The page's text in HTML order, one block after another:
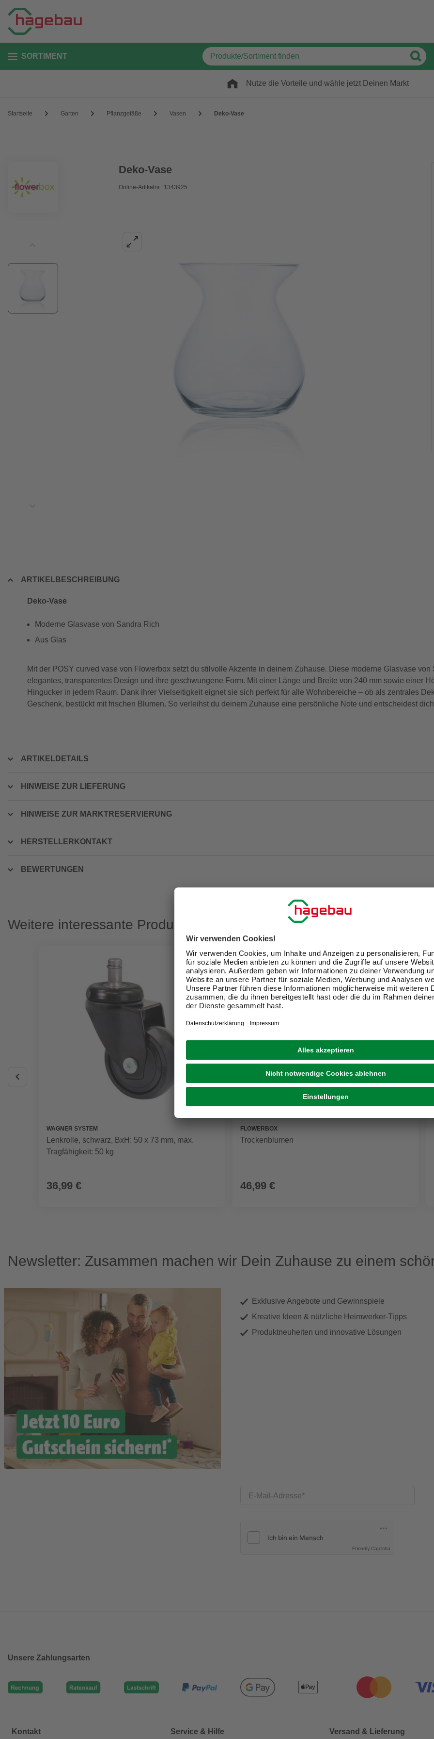
SORTIMENT
Nutze die Vorteile und wähle jetzt Deinen Markt
Startseite Garten Pflanzgefäße Vasen Deko-Vase
Deko-Vase
Online-Artikelnr.: 1343925
ARTIKELBESCHREIBUNG
Deko-Vase
Moderne Glasvase von Sandra Rich
Aus Glas
Mit der POSY curved vase von Flowerbox setzt du stilvolle Akzente in deinem Zuhause. Diese moderne Glasvase
elegantes, transparentes Design und ihre geschwungene Form. Mit einer Länge und Breite von 240 mm sowie einer
Hingucker in jedem Raum. Dank ihrer Vielseitigkeit eignet sie sich perfekt für alle Wohnbereiche – ob als zentrales
Geschenk, bestückt mit frischen Blumen. So verleihst du deinem Zuhause eine persönliche Note und entscheidest
ARTIKELDETAILS
HINWEISE ZUR LIEFERUNG
HINWEISE ZUR MARKTRESERVIERUNG
HERSTELLERKONTAKT
BEWERTUNGEN
Weitere interessante Produkte
WAGNER SYSTEM
Lenkrolle, schwarz, BxH: 50 x 73 mm, max.
Tragfähigkeit: 50 kg
36,99 €
FLOWERBOX
Trockenblumen
46,99 €
Newsletter: Zusammen machen wir Dein Zuhause zu einem
Exklusive Angebote und Gewinnspiele
Kreative Ideen & nützliche Heimwerker-Tipps
Produktneuheiten und innovative Lösungen
E-Mail-Adresse
Friendly Captcha
Unsere Zahlungsarten
Kontakt Service & Hilfe Versand & Lieferung